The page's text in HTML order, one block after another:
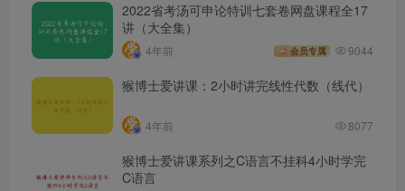
2022省考汤可申论特训七套卷网盘课程全17
讲（大全集）
4年前 会员专属 9044
猴博士爱讲课：2小时讲完线性代数（线代）
4年前 8077
猴博士爱讲课系列之C语言不挂科4小时学完
C语言